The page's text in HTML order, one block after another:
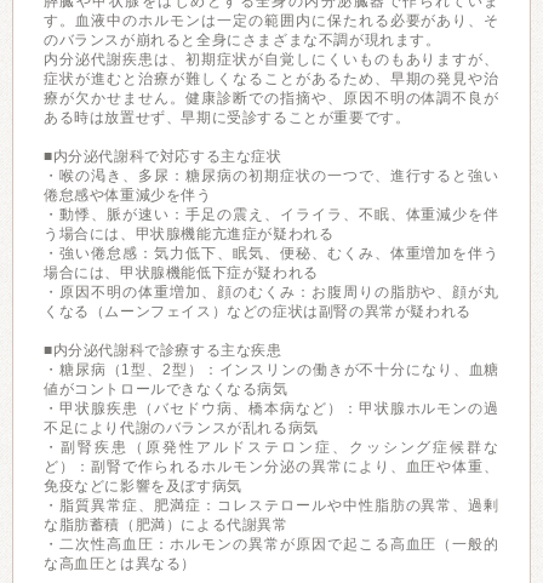
す。血液中のホルモンは一定の範囲内に保たれる必要があり、そ
のバランスが崩れると全身にさまざまな不調が現れます。
内分泌代謝疾患は、初期症状が自覚しにくいものもありますが、
症状が進むと治療が難しくなることがあるため、早期の発見や治
療が欠かせません。健康診断での指摘や、原因不明の体調不良が
ある時は放置せず、早期に受診することが重要です。
■内分泌代謝科で対応する主な症状
・喉の渇き、多尿：糖尿病の初期症状の一つで、進行すると強い
倦怠感や体重減少を伴う
・動悸、脈が速い：手足の震え、イライラ、不眠、体重減少を伴
う場合には、甲状腺機能亢進症が疑われる
・強い倦怠感：気力低下、眠気、便秘、むくみ、体重増加を伴う
場合には、甲状腺機能低下症が疑われる
・原因不明の体重増加、顔のむくみ：お腹周りの脂肪や、顔が丸
くなる（ムーンフェイス）などの症状は副腎の異常が疑われる
■内分泌代謝科で診療する主な疾患
・糖尿病（1型、2型）：インスリンの働きが不十分になり、血糖
値がコントロールできなくなる病気
・甲状腺疾患（バセドウ病、橋本病など）：甲状腺ホルモンの過
不足により代謝のバランスが乱れる病気
・副腎疾患（原発性アルドステロン症、クッシング症候群な
ど）：副腎で作られるホルモン分泌の異常により、血圧や体重、
免疫などに影響を及ぼす病気
・脂質異常症、肥満症：コレステロールや中性脂肪の異常、過剰
な脂肪蓄積（肥満）による代謝異常
・二次性高血圧：ホルモンの異常が原因で起こる高血圧（一般的
な高血圧とは異なる）